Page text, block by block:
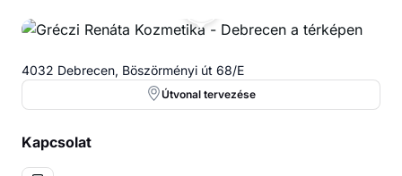
4032 Debrecen, Böszörményi út 68/E
Útvonal tervezése
Kapcsolat